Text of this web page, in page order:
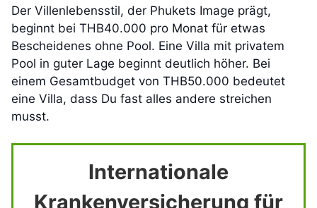
Der Villenlebensstil, der Phukets Image prägt,
beginnt bei THB40.000 pro Monat für etwas
Bescheidenes ohne Pool. Eine Villa mit privatem
Pool in guter Lage beginnt deutlich höher. Bei
einem Gesamtbudget von THB50.000 bedeutet
eine Villa, dass Du fast alles andere streichen
musst.
Internationale
Krankenversicherung für